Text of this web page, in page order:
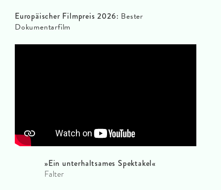
Europäischer Filmpreis 2026: Bester
Dokumentarfilm
»Ein unterhaltsames Spektakel«
Falter